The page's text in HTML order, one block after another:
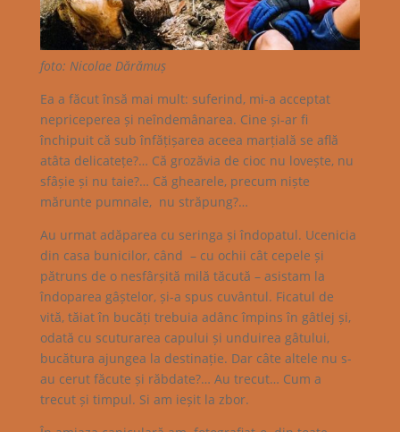
foto: Nicolae Dărămuș
Ea a făcut însă mai mult: suferind, mi-a acceptat
nepriceperea și neîndemânarea. Cine și-ar fi
închipuit că sub înfățișarea aceea marțială se află
atâta delicatețe?… Că grozăvia de cioc nu lovește, nu
sfâșie și nu taie?… Că ghearele, precum niște
mărunte pumnale, nu străpung?…
Au urmat adăparea cu seringa și îndopatul. Ucenicia
din casa bunicilor, când – cu ochii cât cepele și
pătruns de o nesfârșită milă tăcută – asistam la
îndoparea gâștelor, și-a spus cuvântul. Ficatul de
vită, tăiat în bucăți trebuia adânc împins în gâtlej și,
odată cu scuturarea capului și unduirea gâtului,
bucătura ajungea la destinație. Dar câte altele nu s-
au cerut făcute și răbdate?… Au trecut… Cum a
trecut și timpul. Si am ieșit la zbor.